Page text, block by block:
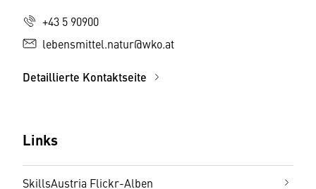
+43 5 90900
lebensmittel.natur@wko.at
Detaillierte Kontaktseite
Links
SkillsAustria Flickr-Alben